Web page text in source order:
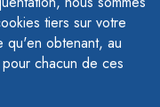
tiers sur votre
qu'en obtenant, au
chacun de ces
DES DONNÉES